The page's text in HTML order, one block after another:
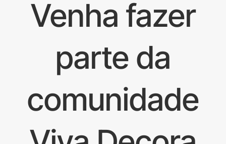
Venha fazer
parte da
comunidade